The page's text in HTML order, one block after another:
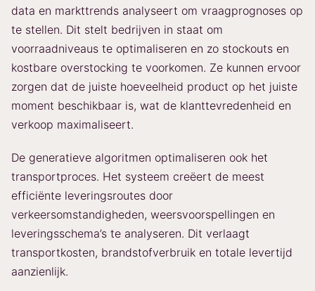
data en markttrends analyseert om vraagprognoses op
te stellen. Dit stelt bedrijven in staat om
voorraadniveaus te optimaliseren en zo stockouts en
kostbare overstocking te voorkomen. Ze kunnen ervoor
zorgen dat de juiste hoeveelheid product op het juiste
moment beschikbaar is, wat de klanttevredenheid en
verkoop maximaliseert.
De generatieve algoritmen optimaliseren ook het
transportproces. Het systeem creëert de meest
efficiënte leveringsroutes door
verkeersomstandigheden, weersvoorspellingen en
leveringsschema’s te analyseren. Dit verlaagt
transportkosten, brandstofverbruik en totale levertijd
aanzienlijk.